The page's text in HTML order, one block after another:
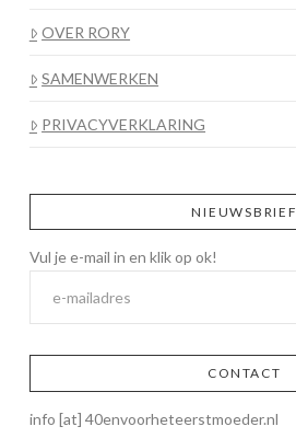
OVER RORY
SAMENWERKEN
PRIVACYVERKLARING
NIEUWSBRIEF
CONTACT
info [at] 40envoorheteerstmoeder.nl